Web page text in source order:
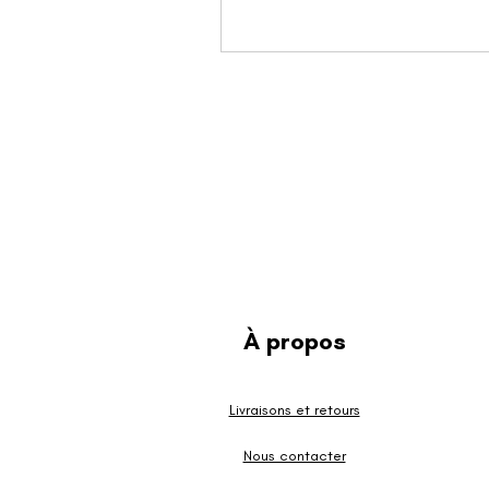
​À propos
Livraisons et retours
Nous contacter